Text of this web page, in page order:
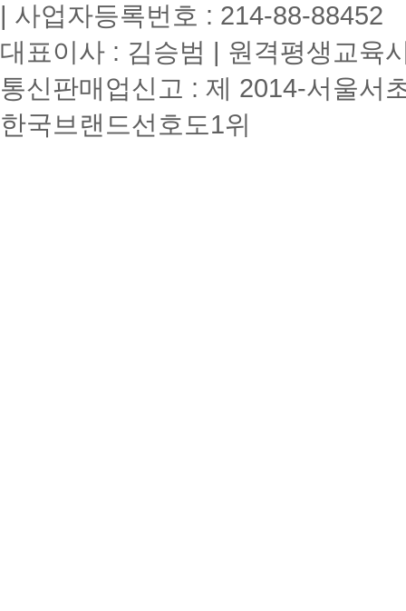
| 사업자등록번호 : 214-88-88452
대표이사 : 김승범 | 원격평생교육
통신판매업신고 : 제 2014-서울서
한국브랜드선호도1위